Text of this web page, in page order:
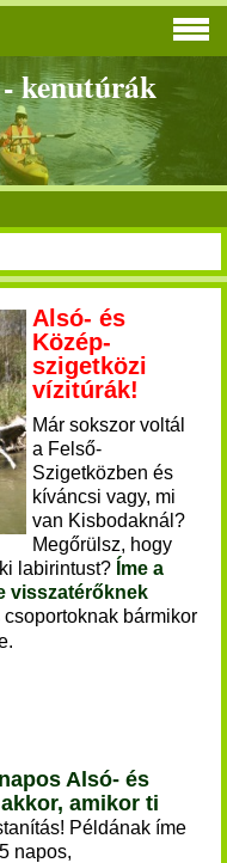
kenutúrák
Alsó- és
Közép-
szigetközi
vízitúrák!
Már sokszor voltál
a Felső-
Szigetközben és
kíváncsi vagy, mi
van Kisbodaknál?
Megőrülsz, hogy
labirintust? Íme a
visszatérőknek
bármikor
Alsó- és
amikor ti
Példának íme
napos,